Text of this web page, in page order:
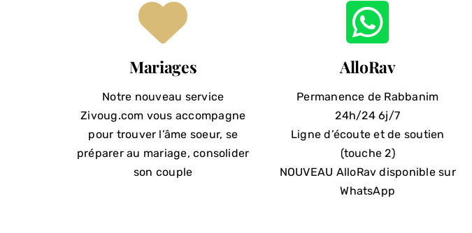
Mariages
Notre nouveau service
Zivoug.com vous accompagne
pour trouver l’âme soeur, se
préparer au mariage, consolider
son couple
AlloRav
Permanence de Rabbanim
24h/24 6j/7
Ligne d’écoute et de soutien
(touche 2)
NOUVEAU AlloRav disponible sur
WhatsApp